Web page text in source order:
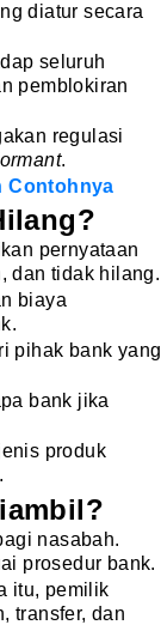
diatur secara
seluruh
pemblokiran
regulasi
.
Contohnya
pernyataan
dan tidak hilang.
biaya
pihak bank yang
bank jika
produk
nasabah.
prosedur bank.
itu, pemilik
transfer, dan